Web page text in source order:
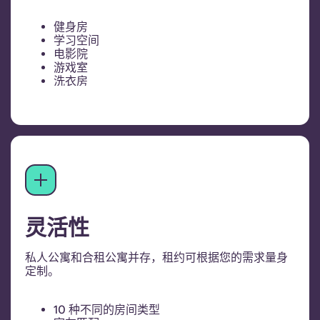
健身房
学习空间
电影院
游戏室
洗衣房
灵活性
私人公寓和合租公寓并存，租约可根据您的需求量身
定制。
10 种不同的房间类型